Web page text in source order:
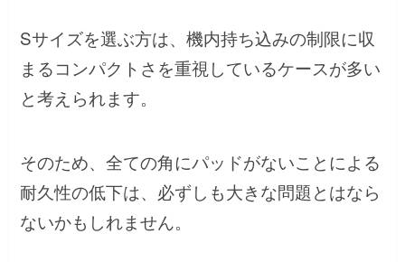
Sサイズを選ぶ方は、機内持ち込みの制限に収
まるコンパクトさを重視しているケースが多い
と考えられます。
そのため、全ての角にパッドがないことによる
耐久性の低下は、必ずしも大きな問題とはなら
ないかもしれません。